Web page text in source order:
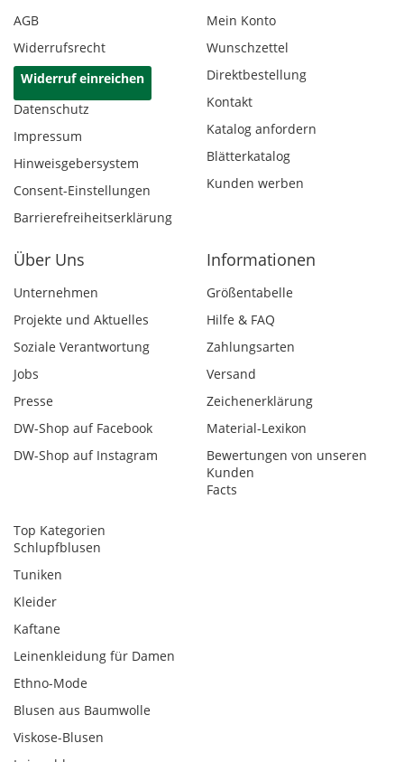
AGB
Widerrufsrecht
Widerruf einreichen
Datenschutz
Impressum
Hinweisgebersystem
Consent-Einstellungen
Barrierefreiheitserklärung
Mein Konto
Wunschzettel
Direktbestellung
Kontakt
Katalog anfordern
Blätterkatalog
Kunden werben
Über Uns
Unternehmen
Projekte und Aktuelles
Soziale Verantwortung
Jobs
Presse
DW-Shop auf Facebook
DW-Shop auf Instagram
Informationen
Größentabelle
Hilfe & FAQ
Zahlungsarten
Versand
Zeichenerklärung
Material-Lexikon
Bewertungen von unseren
Kunden
Facts
Top Kategorien
Schlupfblusen
Tuniken
Kleider
Kaftane
Leinenkleidung für Damen
Ethno-Mode
Blusen aus Baumwolle
Viskose-Blusen